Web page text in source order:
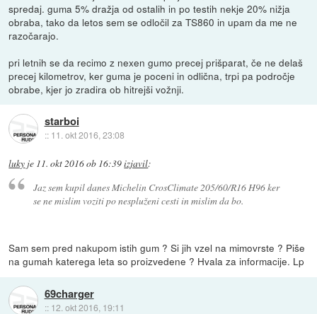
spredaj. guma 5% dražja od ostalih in po testih nekje 20% nižja
obraba, tako da letos sem se odločil za TS860 in upam da me ne
razočarajo.
pri letnih se da recimo z nexen gumo precej prišparat, če ne delaš
precej kilometrov, ker guma je poceni in odlična, trpi pa področje
obrabe, kjer jo zradira ob hitrejši vožnji.
starboi
:: 11. okt 2016, 23:08
luky je 11. okt 2016 ob 16:39izjavil:
Jaz sem kupil danes Michelin CrosClimate 205/60/R16 H96 ker
se ne mislim voziti po nespluženi cesti in mislim da bo.
Sam sem pred nakupom istih gum ? Si jih vzel na mimovrste ? Piše
na gumah katerega leta so proizvedene ? Hvala za informacije. Lp
69charger
:: 12. okt 2016, 19:11